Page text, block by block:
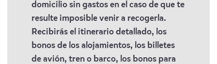
domicilio sin gastos en el caso de que te
resulte imposible venir a recogerla.
Recibirás el itinerario detallado, los
bonos de los alojamientos, los billetes
de avión, tren o barco, los bonos para